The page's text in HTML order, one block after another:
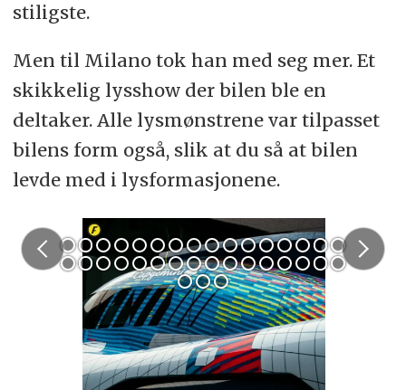
stiligste.
Men til Milano tok han med seg mer. Et
skikkelig lysshow der bilen ble en
deltaker. Alle lysmønstrene var tilpasset
bilens form også, slik at du så at bilen
levde med i lysformasjonene.